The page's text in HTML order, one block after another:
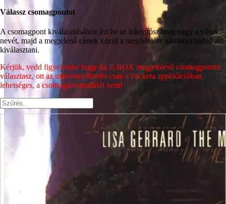
Válassz csomagpontot
A csomagpont kiválasztásához írd be az irányítószámot vagy a város
nevét, majd a megjelenő címek közül a megfelelőre kattintva tudod azt
kiválasztani.
Kérjük, vedd figyelembe hogy ha Z-BOX megjelölésű csomagpontot
választasz, ott az utánvétes fizetés csak a Packeta applikációban
lehetséges, a csomagautomatánál nem!